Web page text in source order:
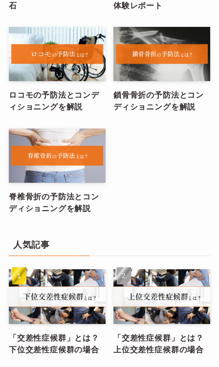
石
体験レポート
ロコモの予防法とコンデ
ィショニングを解説
鎖骨骨折の予防法とコン
ディショニングを解説
脊椎骨折の予防法とコン
ディショニングを解説
人気記事
「交差性症候群」とは？
下位交差性症候群の場合
「交差性症候群」とは？
上位交差性症候群の場合